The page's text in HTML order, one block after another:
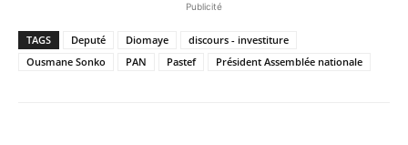
Publicité
TAGS Deputé Diomaye
discours - investiture
Ousmane Sonko
PAN Pastef Président Assemblée nationale